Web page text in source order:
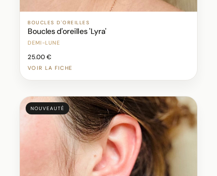
BOUCLES D'OREILLES
Boucles d'oreilles 'Lyra'
DEMI-LUNE
25.00 €
VOIR LA FICHE
NOUVEAUTÉ